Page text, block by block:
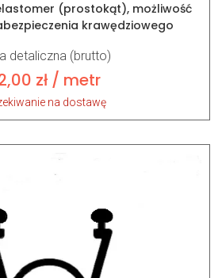
(prostokąt), możliwość
krawędziowego
detaliczna (brutto)
zł / metr
na dostawę